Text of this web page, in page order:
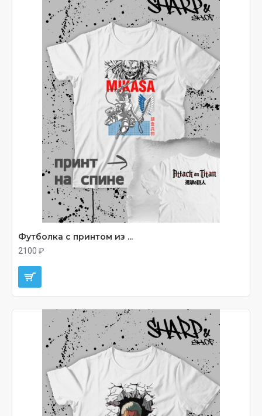
Футболка с принтом из ...
2100 ₽